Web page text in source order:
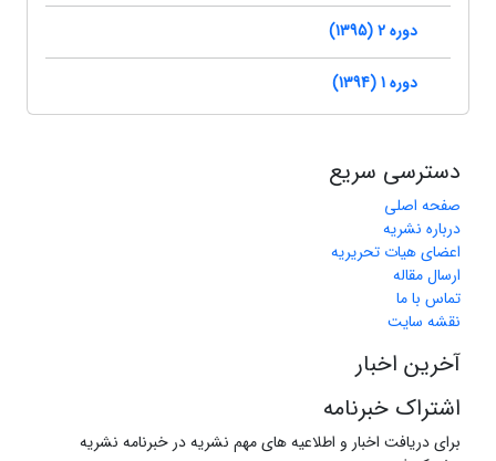
دوره 2 (1395)
دوره 1 (1394)
دسترسی سریع
صفحه اصلی
درباره نشریه
اعضای هیات تحریریه
ارسال مقاله
تماس با ما
نقشه سایت
آخرین اخبار
اشتراک خبرنامه
برای دریافت اخبار و اطلاعیه های مهم نشریه در خبرنامه نشریه